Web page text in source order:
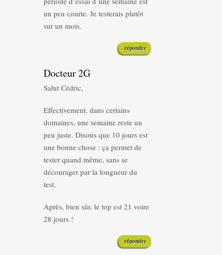
un peu courte. Je testerais plutôt
sur un mois.
répondre
Docteur 2G
Salut Cédric,
Effectivement, dans certains
domaines, une semaine reste un
peu juste. Disons que 10 jours est
une bonne chose : ça permet de
tester quand même, sans se
décourager par la longueur du
test.
Après, bien sûr, le top est 21 voire
28 jours !
répondre